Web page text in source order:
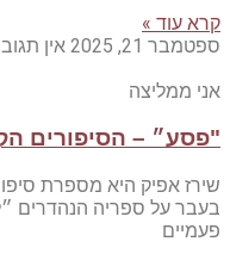
קרא עוד »
ספטמבר 21, 2025
אין
אני ממליצה
"פסע״ – הסיפורים
שירז אפיק היא מספרת
בעבר על ספריה הנהדרים
פעמיים